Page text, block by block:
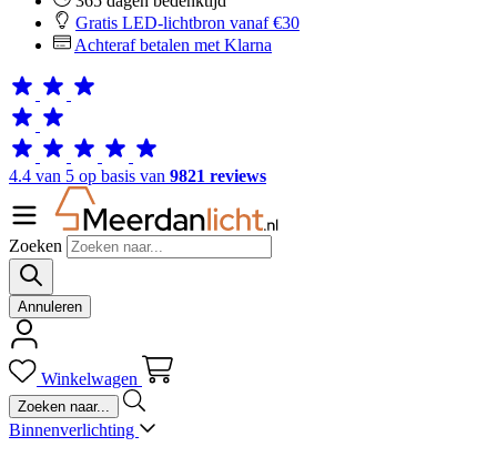
Gratis LED-lichtbron vanaf €30
Achteraf betalen met Klarna
4.4 van 5 op basis van 9821 reviews
Zoeken
Annuleren
Winkelwagen
Binnenverlichting